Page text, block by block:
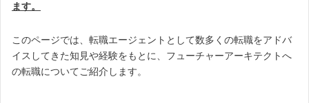
ます。
このページでは、転職エージェントとして数多くの転職をアドバ
イスしてきた知見や経験をもとに、フューチャーアーキテクトへ
の転職についてご紹介します。